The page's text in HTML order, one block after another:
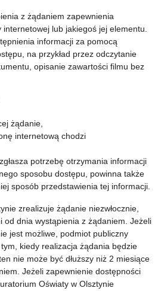
z żądaniem zapewnienia
lub jakiegoś jej elementu.
informacji za pomocą
na przykład przez odczytanie
opisanie zawartości filmu bez
żądanie,
internetową chodzi
potrzebę otrzymania informacji
sposobu dostępu, powinna także
sposób przedstawienia tej informacji.
zrealizuje żądanie niezwłocznie,
od dnia wystąpienia z żądaniem. Jeżeli
jest możliwe, podmiot publiczny
kiedy realizacja żądania będzie
nie może być dłuższy niż 2 miesiące
Jeżeli zapewnienie dostępności
Oświaty w Olsztynie